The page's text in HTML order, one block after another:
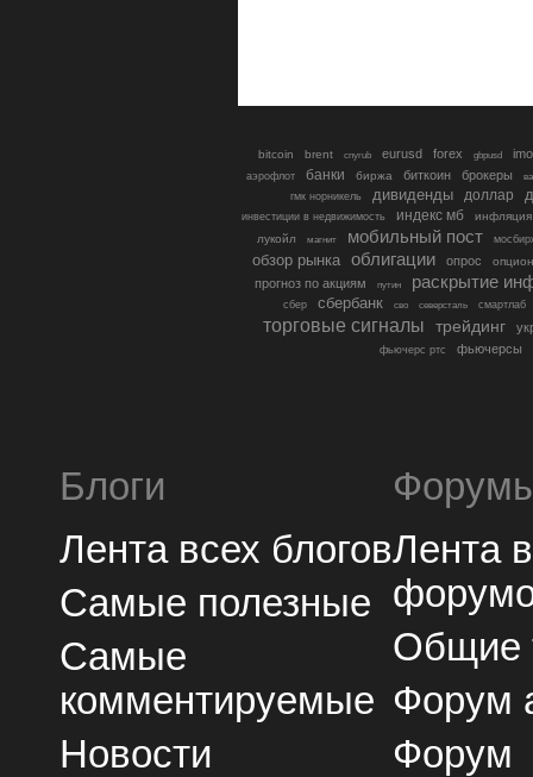
bitcoin brent cnyrub eurusd forex gbpusd
аэрофлот банки биржа биткоин брокеры
гмк норникель
дивиденды доллар
инвестиции в недвижимость индекс мб
инфляция
лукойл
магнит мобильный пост
обзор рынка облигации опрос
прогноз по акциям путин раскрытие
сбер сбербанк сво северсталь смартлаб
торговые сигналы трейдинг
фьючерс ртс фьючерсы
Блоги
Лента всех блогов
Самые полезные
Самые
комментируемые
Новости
Лента
Общие
Форум
Форум